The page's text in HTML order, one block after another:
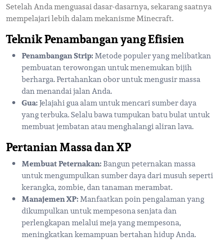
Setelah Anda menguasai dasar-dasarnya, sekarang saatnya
mempelajari lebih dalam mekanisme Minecraft.
Teknik Penambangan yang Efisien
Penambangan Strip:Metode populer yang melibatkan
pembuatan terowongan untuk menemukan bijih
berharga. Pertahankan obor untuk mengusir massa
dan menandai jalan Anda.
Gua:Jelajahi gua alam untuk mencari sumber daya
yang terbuka. Selalu bawa tumpukan batu bulat untuk
membuat jembatan atau menghalangi aliran lava.
Pertanian Massa dan XP
Membuat Peternakan:Bangun peternakan massa
untuk mengumpulkan sumber daya dari musuh seperti
kerangka, zombie, dan tanaman merambat.
Manajemen XP:Manfaatkan poin pengalaman yang
dikumpulkan untuk mempesona senjata dan
perlengkapan melalui meja yang mempesona,
meningkatkan kemampuan bertahan hidup Anda.